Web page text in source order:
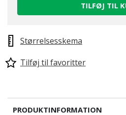
TILFØJ TIL
Størrelsesskema
Tilføj til favoritter
PRODUKTINFORMATION